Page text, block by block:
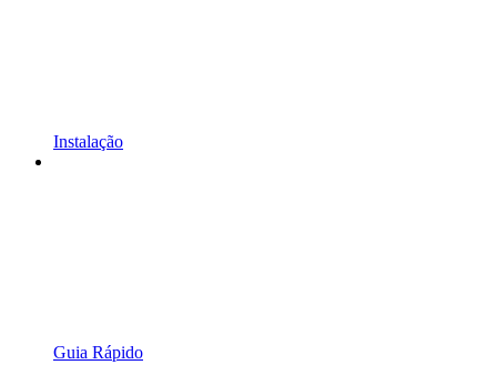
Instalação
Guia Rápido